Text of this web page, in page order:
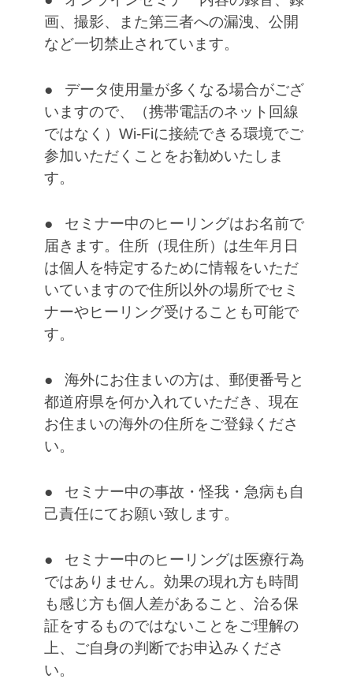
画、撮影、また第三者への漏洩、公開
など一切禁止されています。
● データ使用量が多くなる場合がござ
いますので、（携帯電話のネット回線
ではなく）Wi-Fiに接続できる環境でご
参加いただくことをお勧めいたしま
す。
● セミナー中のヒーリングはお名前で
届きます。住所（現住所）は生年月日
は個人を特定するために情報をいただ
いていますので住所以外の場所でセミ
ナーやヒーリング受けることも可能で
す。
● 海外にお住まいの方は、郵便番号と
都道府県を何か入れていただき、現在
お住まいの海外の住所をご登録くださ
い。
● セミナー中の事故・怪我・急病も自
己責任にてお願い致します。
● セミナー中のヒーリングは医療行為
ではありません。効果の現れ方も時間
も感じ方も個人差があること、治る保
証をするものではないことをご理解の
上、ご自身の判断でお申込みくださ
い。